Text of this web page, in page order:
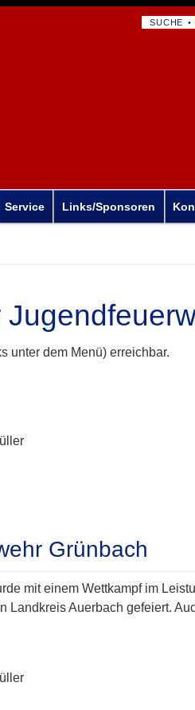
SUCHE
Service Links/Sponsoren
unter dem Menü) erreichbar.
Grünbach
mit einem Wettkampf im
Landkreis Auerbach gefeiert.